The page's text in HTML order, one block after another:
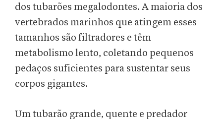
dos tubarões megalodontes. A maioria dos
vertebrados marinhos que atingem esses
tamanhos são filtradores e têm
metabolismo lento, coletando pequenos
pedaços suficientes para sustentar seus
corpos gigantes.
Um tubarão grande, quente e predador